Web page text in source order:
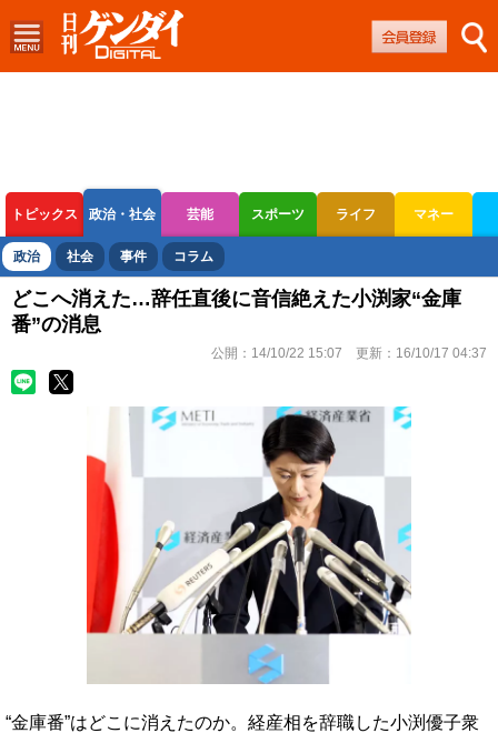
トピックス 政治・社会 芸能 スポーツ ライフ マネー
ボートレース 競輪 オートレース
政治 社会 事件 コラム
どこへ消えた…辞任直後に音信絶えた小渕家“金庫
番”の消息
公開： 14/10/22 15:07 更新： 16/10/17 04:37
“金庫番”はどこに消えたのか。経産相を辞職した小渕優子衆